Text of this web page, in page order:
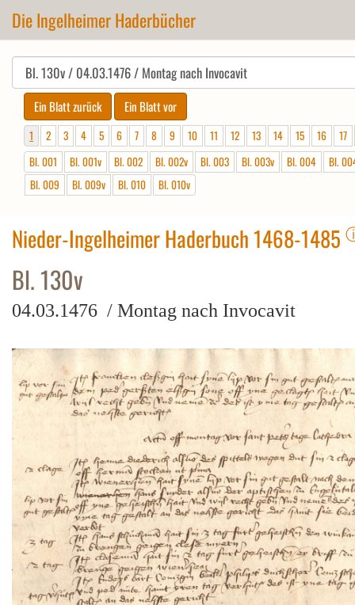
Die Ingelheimer Haderbücher
1 2 3 4 5 6 7 8 9 10 11 12 13 14 15 16
17
Bl. 001
Bl. 001v Bl. 002 Bl. 002v Bl. 003 Bl. 003v Bl. 004
Bl.
Bl. 009
Bl. 009v Bl. 010 Bl. 010v
Nieder-Ingelheimer Haderbuch 1468-1485
Bl. 130v
04.03.1476 / Montag nach Invocavit